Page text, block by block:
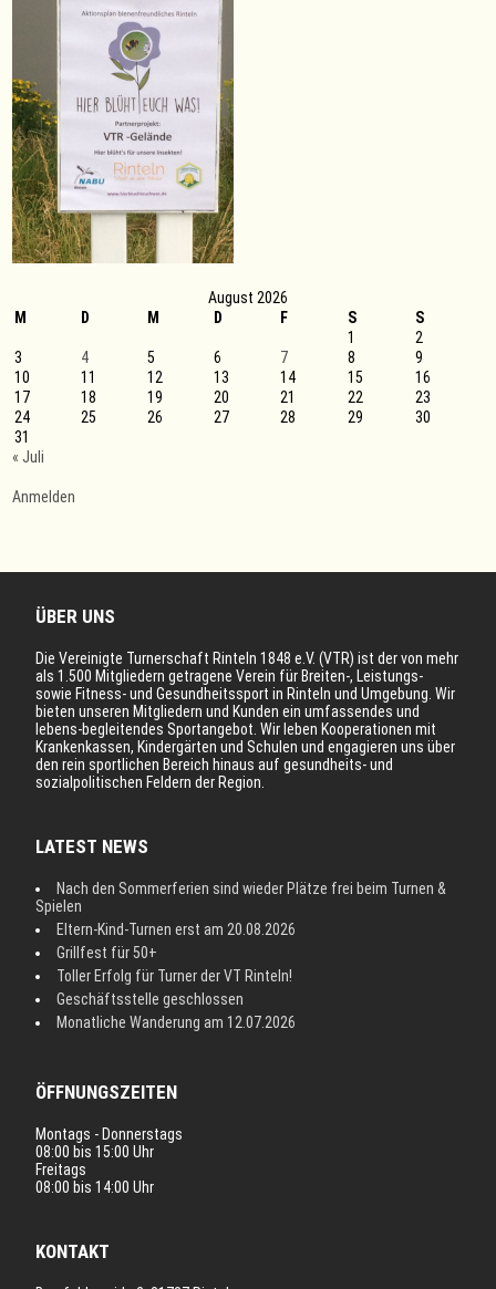
August 2026
M
D M D F S
S
1
2
3
4 5 6 7 8
9
10
11 12 13 14 15
16
17
18 19 20 21 22
23
24
25 26 27 28 29
30
31
« Juli
Anmelden
ÜBER UNS
Die Vereinigte Turnerschaft Rinteln 1848 e.V. (VTR) ist der von mehr
als 1.500 Mitgliedern getragene Verein für Breiten-, Leistungs-
sowie Fitness- und Gesundheitssport in Rinteln und Umgebung. Wir
bieten unseren Mitgliedern und Kunden ein umfassendes und
lebens-begleitendes Sportangebot. Wir leben Kooperationen mit
Krankenkassen, Kindergärten und Schulen und engagieren uns über
den rein sportlichen Bereich hinaus auf gesundheits- und
sozialpolitischen Feldern der Region.
LATEST NEWS
Nach den Sommerferien sind wieder Plätze frei beim Turnen &
Spielen
Eltern-Kind-Turnen erst am 20.08.2026
Grillfest für 50+
Toller Erfolg für Turner der VT Rinteln!
Geschäftsstelle geschlossen
Monatliche Wanderung am 12.07.2026
ÖFFNUNGSZEITEN
Montags - Donnerstags
08:00 bis 15:00 Uhr
Freitags
08:00 bis 14:00 Uhr
KONTAKT